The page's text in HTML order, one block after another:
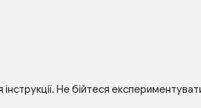
Не бійтеся